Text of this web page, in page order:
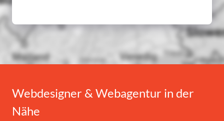
Webdesigner & Webagentur in der
Nähe